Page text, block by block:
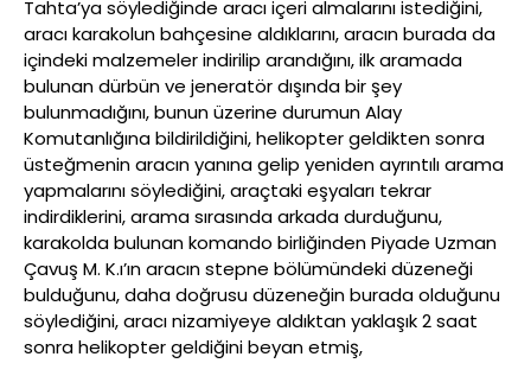
Tahta’ya söylediğinde aracı içeri almalarını istediğini,
aracı karakolun bahçesine aldıklarını, aracın burada da
içindeki malzemeler indirilip arandığını, ilk aramada
bulunan dürbün ve jeneratör dışında bir şey
bulunmadığını, bunun üzerine durumun Alay
Komutanlığına bildirildiğini, helikopter geldikten sonra
üsteğmenin aracın yanına gelip yeniden ayrıntılı arama
yapmalarını söylediğini, araçtaki eşyaları tekrar
indirdiklerini, arama sırasında arkada durduğunu,
karakolda bulunan komando birliğinden Piyade Uzman
Çavuş M. K.ı’ın aracın stepne bölümündeki düzeneği
bulduğunu, daha doğrusu düzeneğin burada olduğunu
söylediğini, aracı nizamiyeye aldıktan yaklaşık 2 saat
sonra helikopter geldiğini beyan etmiş,